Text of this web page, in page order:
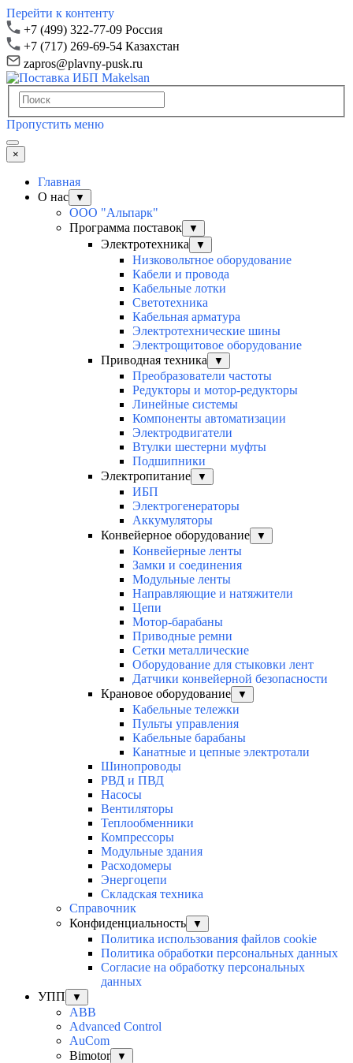
Перейти к контенту
+7 (499) 322-77-09 Россия
+7 (717) 269-69-54 Казахстан
zapros@plavny-pusk.ru
Пропустить меню
×
Главная
О нас
▼
ООО "Альпарк"
Программа поставок
▼
Электротехника ▼
Низковольтное оборудование
Кабели и провода
Кабельные лотки
Светотехника
Кабельная арматура
Электротехнические шины
Электрощитовое оборудование
Приводная техника
▼
Преобразователи частоты
Редукторы и мотор-редукторы
Линейные системы
Компоненты автоматизации
Электродвигатели
Втулки шестерни муфты
Подшипники
Электропитание
▼
ИБП
Электрогенераторы
Аккумуляторы
Конвейерное оборудование
▼
Конвейерные ленты
Замки и соединения
Модульные ленты
Направляющие и натяжители
Цепи
Мотор-барабаны
Приводные ремни
Сетки металлические
Оборудование для стыковки лент
Датчики конвейерной безопасности
Крановое оборудование
▼
Кабельные тележки
Пульты управления
Кабельные барабаны
Канатные и цепные электротали
Шинопроводы
РВД и ПВД
Насосы
Вентиляторы
Теплообменники
Компрессоры
Модульные здания
Расходомеры
Энергоцепи
Складская техника
Справочник
Конфиденциальность
▼
Политика использования файлов cookie
Политика обработки персональных данных
Согласие на обработку персональных
данных
УПП
▼
ABB
Advanced Control
AuСom
Bimotor
▼